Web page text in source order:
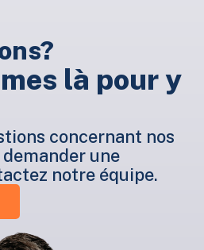
là pour y
concernant nos
une
notre équipe.